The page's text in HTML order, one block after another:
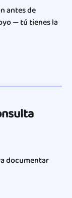
antes de
— tú tienes la
documentar